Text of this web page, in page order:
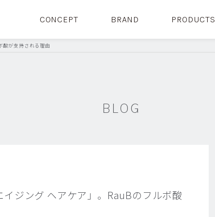
CONCEPT BRAND PRODUCTS
酸が支持される理由
BLOG
ジング ヘアケア」。RauBのフルボ酸